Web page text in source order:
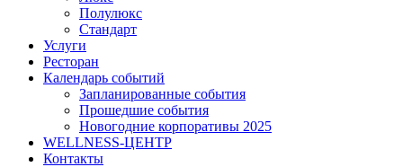
Полулюкс
Стандарт
Услуги
Ресторан
Календарь событий
Запланированные события
Прошедшие события
Новогодние корпоративы 2025
WELLNESS-ЦЕНТР
Контакты